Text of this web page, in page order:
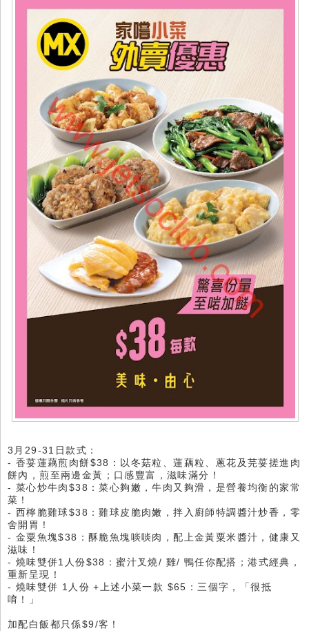
3月29-31日款式：
- 香荽蓮藕煎肉餅$38：以冬菇粒、蓮藕粒、蔥花及芫荽搓進肉
餅內，煎至兩邊金黃；口感豐富，滋味滿分！
- 菜心炒牛肉$38：菜心夠嫩，牛肉又夠滑，是營養均衡的家常
菜！
- 西檸脆雞球$38：雞球皮脆肉嫩，拌入廚師特調醬汁炒香，零
舍開胃！
- 金粟魚塊$38：酥脆魚塊啖啖肉，配上金黃粟米醬汁，健康又
滋味！
- 燒味雙併1人份$38：蜜汁叉燒/ 雞/ 鴨任你配搭；港式經典，
重新呈現！
- 燒味雙併 1人份 +上述小菜一款 $65：三個字，「很抵
唷！」
加配白飯都只係$9/客！